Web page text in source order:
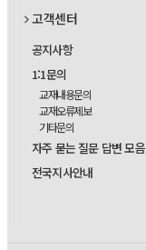
고객센터
공지사항
1:1문의
교재내용문의
교재오류제보
기타문의
자주 묻는 질문 답변 모음
전국지사안내